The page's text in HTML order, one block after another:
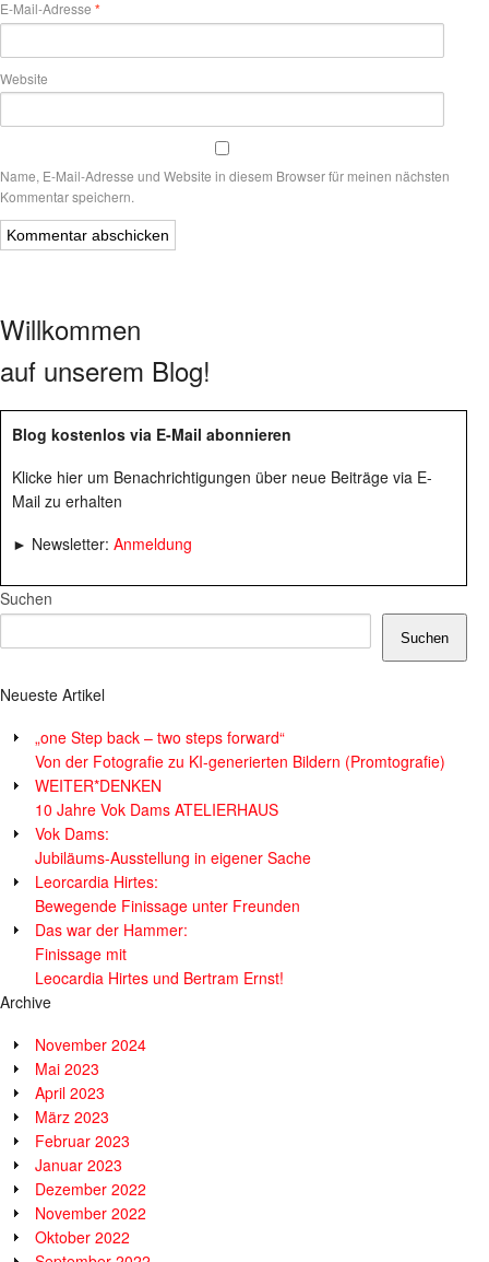
E-Mail-Adresse *
Website
Name, E-Mail-Adresse und Website in diesem Browser für meinen nächsten
Kommentar speichern.
Willkommen
auf unserem Blog!
Blog kostenlos via E-Mail abonnieren
Klicke hier um Benachrichtigungen über neue Beiträge via E-
Mail zu erhalten
► Newsletter: Anmeldung
Suchen
Suchen
Neueste Artikel
„one Step back – two steps forward“
Von der Fotografie zu KI-generierten Bildern (Promtografie)
WEITER*DENKEN
10 Jahre Vok Dams ATELIERHAUS
Vok Dams:
Jubiläums-Ausstellung in eigener Sache
Leorcardia Hirtes:
Bewegende Finissage unter Freunden
Das war der Hammer:
Finissage mit
Leocardia Hirtes und Bertram Ernst!
Archive
November 2024
Mai 2023
April 2023
März 2023
Februar 2023
Januar 2023
Dezember 2022
November 2022
Oktober 2022